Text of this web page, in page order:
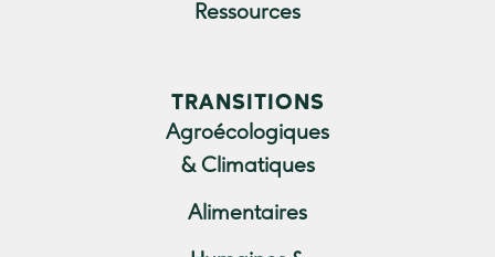
Ressources
TRANSITIONS
Agroécologiques
& Climatiques
Alimentaires